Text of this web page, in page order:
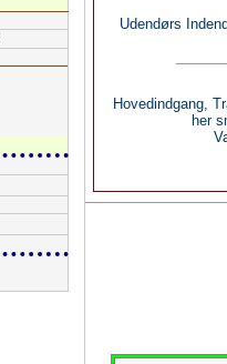
Udendørs
Hovedindgang,
her